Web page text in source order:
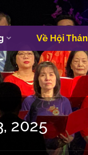
Về Hội
2025